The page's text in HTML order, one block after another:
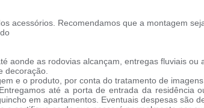
acessórios. Recomendamos que a montagem
aonde as rodovias alcançam, entregas fluviais ou
decoração.
e o produto, por conta do tratamento de
até a porta de entrada da
em apartamentos. Eventuais despesas são